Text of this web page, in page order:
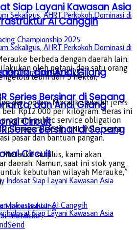
dan Andi Gilang
Series Bersinar di Sepang
Circuit
dan Andi Gilang
Series Bersinar di Sepang
Circuit
Siap Layani Kawasan Asia
AI Canggih
berbeda dengan daerah lain.
oleh petani, dan satu orang
lebih dari 5 hektar,”
dari petani Merauke adalah jenis
Rp12.000 per kilogram. Beras ini
public service obligation
negara (ASN), TNI, Polri, serta
pasar dan bantuan pangan.
Merauke surplus, kami akan
daerah. Namun, saat ini stok yang
kebutuhan wilayah Merauke,”
Meraukebulog
merauke
Send